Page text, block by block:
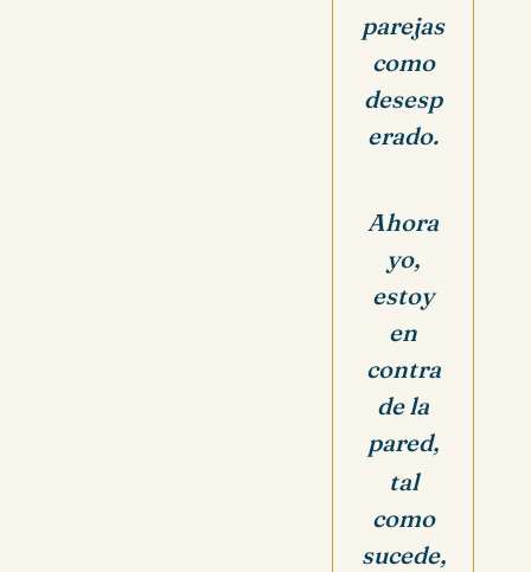
parejas
como
desesp
erado.
Ahora
yo,
estoy
en
contra
de la
pared,
tal
como
sucede,